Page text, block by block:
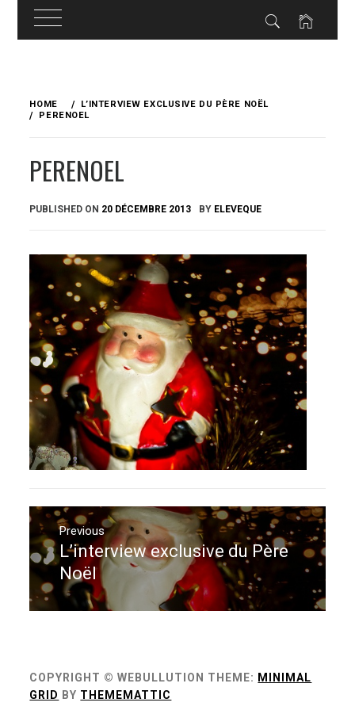
content
HOME
L’INTERVIEW EXCLUSIVE DU PÈRE NOËL
PERENOEL
PERENOEL
PUBLISHED ON 20 DÉCEMBRE 2013 BY ELEVEQUE
Navigation
de
l’article
Previous
Previous
post:
L’interview exclusive du Père
Noël
COPYRIGHT © WEBULLUTION THEME: MINIMAL
GRID BY THEMEMATTIC